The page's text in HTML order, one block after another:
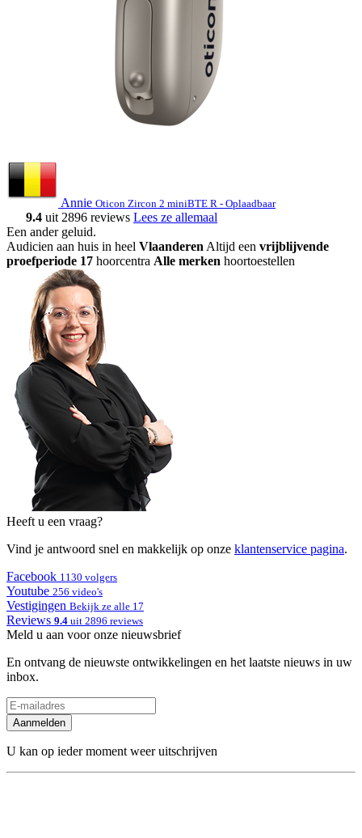
Annie Oticon Zircon 2 miniBTE R - Oplaadbaar
9.4 uit 2896 reviews Lees ze allemaal
Een ander geluid.
Audicien aan huis in heel Vlaanderen Altijd een vrijblijvende
proefperiode 17 hoorcentra Alle merken hoortoestellen
Heeft u een vraag?
Vind je antwoord snel en makkelijk op onze klantenservice pagina.
Facebook 1130 volgers
Youtube 256 video's
Vestigingen Bekijk ze alle 17
Reviews 9.4 uit 2896 reviews
Meld u aan voor onze nieuwsbrief
En ontvang de nieuwste ontwikkelingen en het laatste nieuws in uw
inbox.
Aanmelden
U kan op ieder moment weer uitschrijven